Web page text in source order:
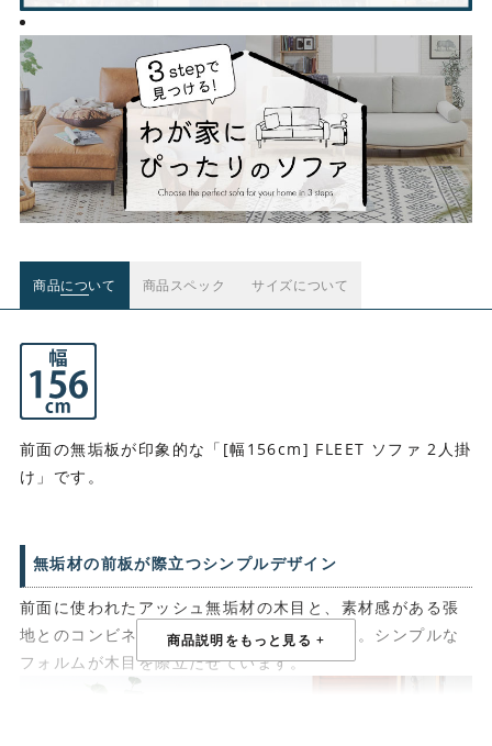
商品について 商品スペック サイズについて
前面の無垢板が印象的な「[幅156cm] FLEET ソファ 2人掛
け」です。
無垢材の前板が際立つシンプルデザイン
前面に使われたアッシュ無垢材の木目と、素材感がある張
地とのコンビネーションが特徴のソファです。シンプルな
フォルムが木目を際立たせています。